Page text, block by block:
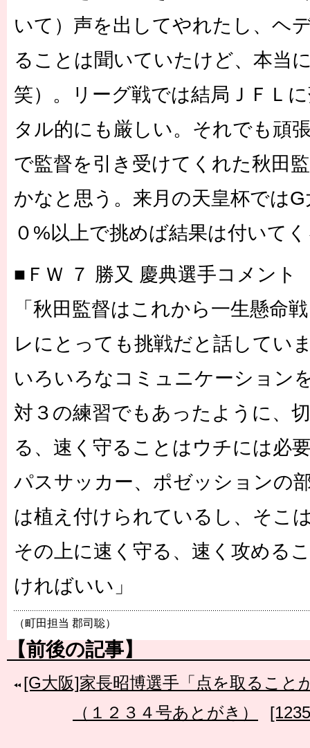
いて）声を出してやれたし、ヘ
ることは聞いていたけど、本当
笑）。リーグ戦では結局ＪＦＬ
タル的にも厳しい。それでも頑
で監督を引き受けてくれた秋田
かなと思う。来月の天皇杯では
０%以上で挑めば結果は付いて
■ＦＷ ７ 勝又 慶典選手コメント
「秋田監督はこれから一生懸命
レにとっても挑戦だと話してい
いろいろなコミュニケーション
対３の練習でもあったように、
る、速く守ることはウチには必
パスサッカー、ポゼッションの
は植え付けられているし、そこ
その上に速く守る、速く攻める
ければいい」
（町田担当 郡司聡）
【前後の記事】
[G大阪]家長昭博選手「点を取ること
（１２３４号あとがき）